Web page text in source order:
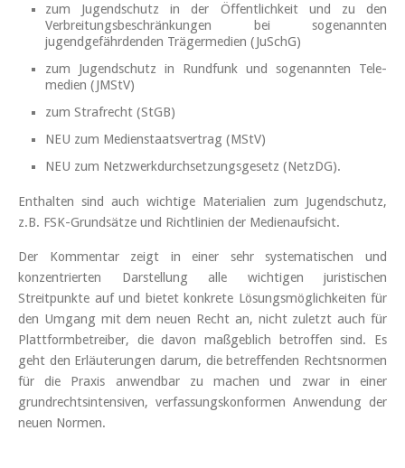
zum Jugendschutz in der Öffentlichkeit und zu den
Verbreitungsbeschränkungen bei sogenannten
jugendgefährdenden Trägermedien (JuSchG)
zum Jugendschutz in Rundfunk und sogenannten Tele­
medien (JMStV)
zum Strafrecht (StGB)
NEU zum Medienstaatsvertrag (MStV)
NEU zum Netzwerkdurchsetzungsgesetz (NetzDG).
Enthalten sind auch wichtige Materialien zum Jugendschutz,
z.B. FSK-Grundsätze und Richtlinien der Medienaufsicht.
Der Kommentar zeigt in einer sehr systematischen und
konzentrierten Darstellung alle wichtigen juristischen
Streitpunkte auf und bietet konkrete Lösungsmöglichkeiten für
den Umgang mit dem neuen Recht an, nicht zuletzt auch für
Plattformbetreiber, die davon maßgeblich betroffen sind. Es
geht den Erläuterungen darum, die betreffenden Rechtsnormen
für die Praxis anwendbar zu machen und zwar in einer
grundrechtsintensiven, verfassungskonformen Anwendung der
neuen Normen.